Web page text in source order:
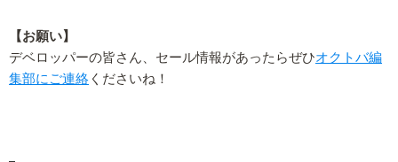
【お願い】
デベロッパーの皆さん、セール情報があったらぜひオクトバ編
集部にご連絡 くださいね！